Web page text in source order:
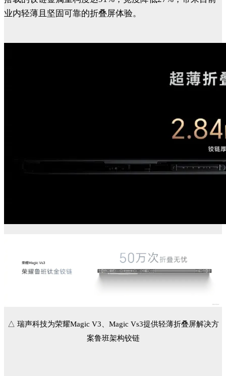
业内轻薄且坚固可靠的折叠屏体验。
△ 瑞声科技为荣耀Magic V3、Magic Vs3提供轻薄折叠屏解决方
案鲁班架构铰链